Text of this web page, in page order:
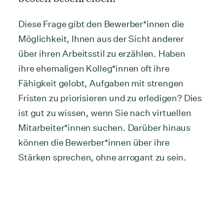
Diese Frage gibt den Bewerber*innen die
Möglichkeit, Ihnen aus der Sicht anderer
über ihren Arbeitsstil zu erzählen. Haben
ihre ehemaligen Kolleg*innen oft ihre
Fähigkeit gelobt, Aufgaben mit strengen
Fristen zu priorisieren und zu erledigen? Dies
ist gut zu wissen, wenn Sie nach virtuellen
Mitarbeiter*innen suchen. Darüber hinaus
können die Bewerber*innen über ihre
Stärken sprechen, ohne arrogant zu sein.